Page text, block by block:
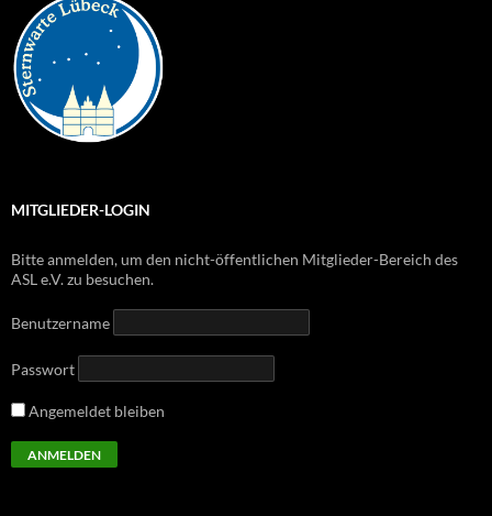
MITGLIEDER-LOGIN
Bitte anmelden, um den nicht-öffentlichen Mitglieder-Bereich des
ASL e.V. zu besuchen.
Benutzername
Passwort
Angemeldet bleiben